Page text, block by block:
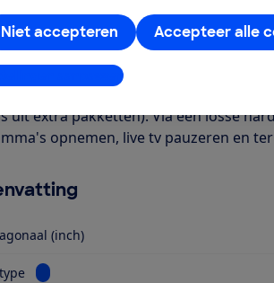
Accepteer alle
Niet accepteren
aanpassen
Het is een Smart TV met onder meer
Verder is deze tv geschikt voor
bij Digitenne (alleen NPO1, 2, 3 en een
uit extra pakketten). Via een losse
opnemen, live tv pauzeren en
(inch)
Bekijk informatie voor Schermtype